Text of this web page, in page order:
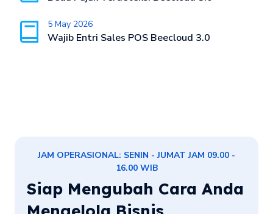
5 May 2026
Wajib Entri Sales POS Beecloud 3.0
JAM OPERASIONAL: SENIN - JUMAT JAM 09.00 -
16.00 WIB
Siap Mengubah Cara Anda